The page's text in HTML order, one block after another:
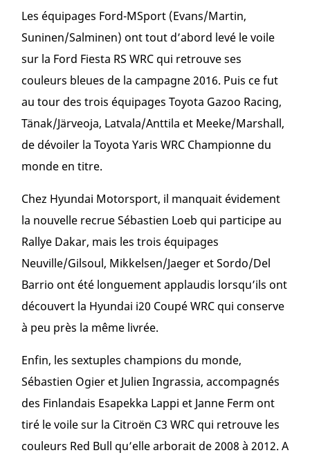
Les équipages Ford-MSport (Evans/Martin,
Suninen/Salminen) ont tout d’abord levé le voile
sur la Ford Fiesta RS WRC qui retrouve ses
couleurs bleues de la campagne 2016. Puis ce fut
au tour des trois équipages Toyota Gazoo Racing,
Tänak/Järveoja, Latvala/Anttila et Meeke/Marshall,
de dévoiler la Toyota Yaris WRC Championne du
monde en titre.
Chez Hyundai Motorsport, il manquait évidement
la nouvelle recrue Sébastien Loeb qui participe au
Rallye Dakar, mais les trois équipages
Neuville/Gilsoul, Mikkelsen/Jaeger et Sordo/Del
Barrio ont été longuement applaudis lorsqu’ils ont
découvert la Hyundai i20 Coupé WRC qui conserve
à peu près la même livrée.
Enfin, les sextuples champions du monde,
Sébastien Ogier et Julien Ingrassia, accompagnés
des Finlandais Esapekka Lappi et Janne Ferm ont
tiré le voile sur la Citroën C3 WRC qui retrouve les
couleurs Red Bull qu’elle arborait de 2008 à 2012. A